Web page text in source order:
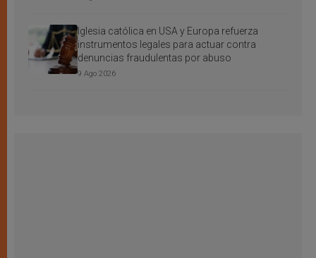
Iglesia católica en USA y Europa refuerza
instrumentos legales para actuar contra
denuncias fraudulentas por abuso
9 Ago 2026